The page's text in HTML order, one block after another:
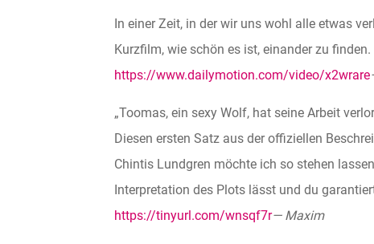
In einer Zeit, in der wir uns wohl alle etwas
Kurzfilm, wie schön es ist, einander zu finden.
https://www.dailymotion.com/video/x2wrare
„Toomas, ein sexy Wolf, hat seine Arbeit
Diesen ersten Satz aus der offiziellen
Chintis Lundgren möchte ich so stehen
Interpretation des Plots lässt und du
https://tinyurl.com/wnsqf7r— Maxim